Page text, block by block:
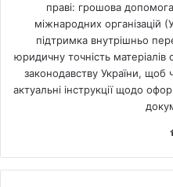
праві: грошова
міжнародних організацій
підтримка внутрішньо
юридичну точність матеріалів
законодавству України, щоб
актуальні інструкції щодо